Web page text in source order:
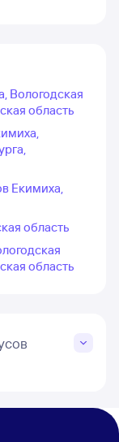
Вологодская
область
Екимиха,
область
область